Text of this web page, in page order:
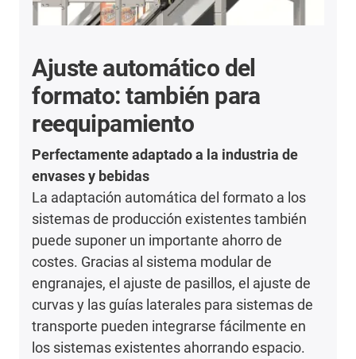
Ajuste automático del
formato: también para
reequipamiento
Perfectamente adaptado a la industria de
envases y bebidas
La adaptación automática del formato a los
sistemas de producción existentes también
puede suponer un importante ahorro de
costes. Gracias al sistema modular de
engranajes, el ajuste de pasillos, el ajuste de
curvas y las guías laterales para sistemas de
transporte pueden integrarse fácilmente en
los sistemas existentes ahorrando espacio.